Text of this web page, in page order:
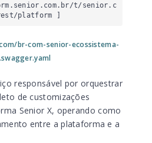
/t/senior.c
platform ]
br-com-senior-ecossistema-
responsável por orquestrar
de customizações
Senior X, operando como
entre a plataforma e a